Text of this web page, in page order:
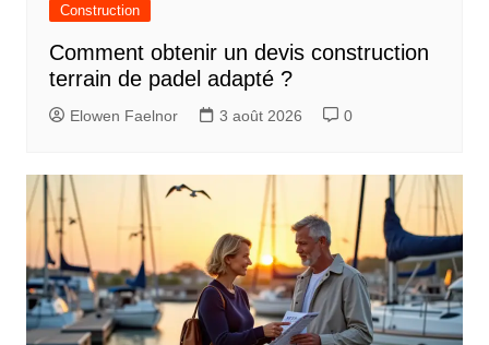
Construction
Comment obtenir un devis construction
terrain de padel adapté ?
Elowen Faelnor 3 août 2026 0